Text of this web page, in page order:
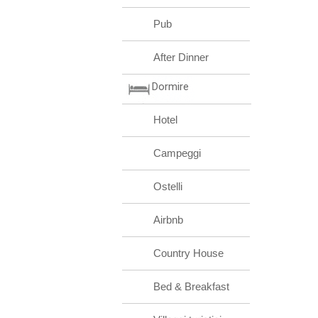
Pub
After Dinner
Dormire
Hotel
Campeggi
Ostelli
Airbnb
Country House
Bed & Breakfast